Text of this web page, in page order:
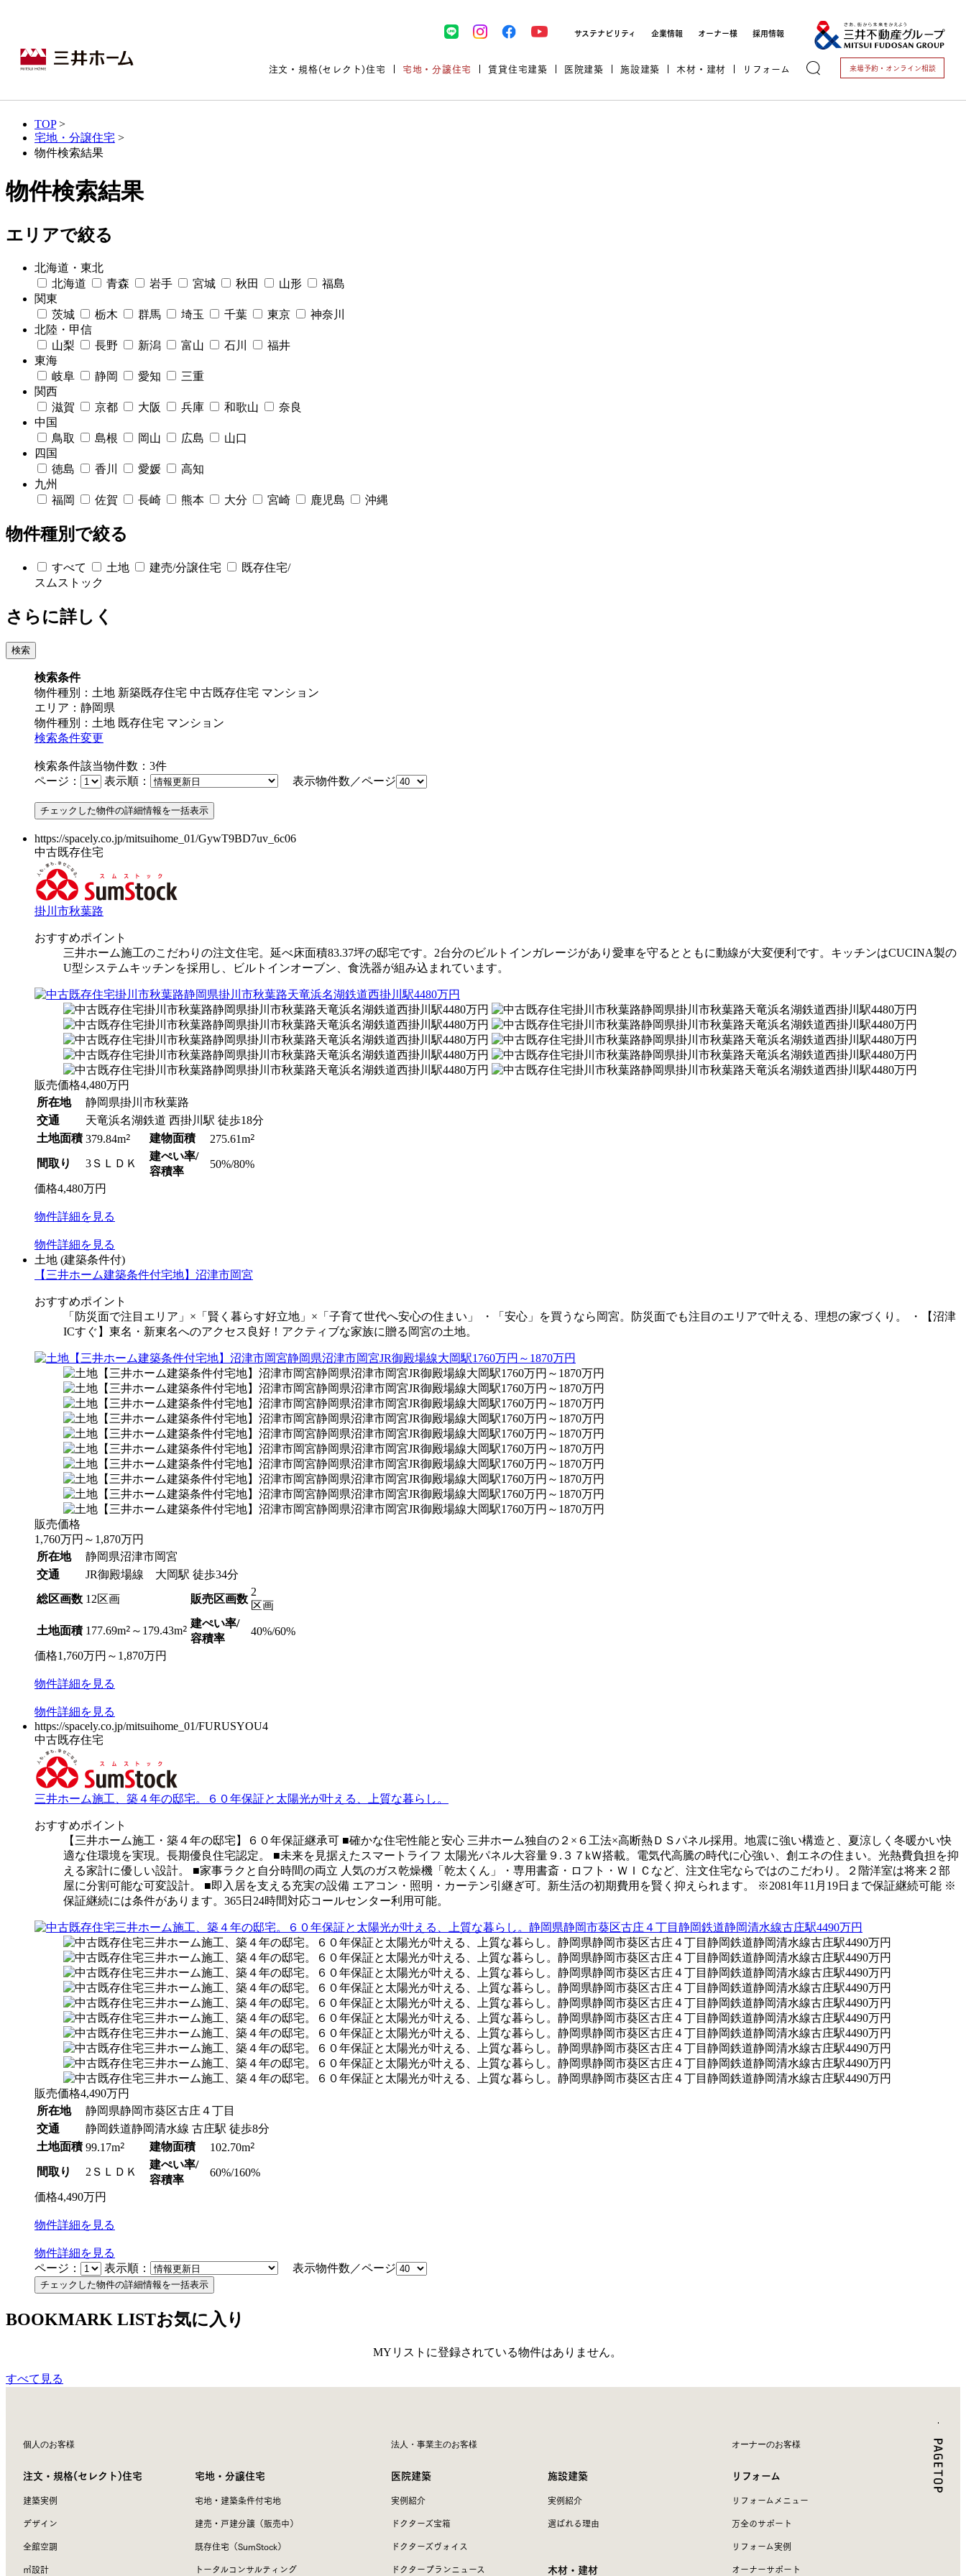
サステナビリティ 企業情報 オーナー様 採用情報
注文・規格(セレクト)住宅
インテリア
宅地・分譲住宅
宅地/建築条件付宅地
建売/戸建分譲
既存住宅（SumStock）
土地・建物探しをコンサルティン
グ
ランドパートナー
ランドパートナー一覧
賃貸住宅建築
木造マンションMOCXION
木造賃貸住宅MOCXSTYLE
実例紹介
イベント＆セミナー
医院建築
実例紹介
ドクターズ宝箱
ドクターズヴォイス
ドクタープランニュース
セミナー・相談会情報
セミナー・内覧会レポート
施設建築
選ばれる理由
文教・保育施設実例
木材・建材
事業本部案内
建築実例
取扱商品
資料請求 お問い合わせ
リフォーム
リフォームメニュー 万全のサポート
リフォーム事業所一覧
来場予約・ オンライン相談
TOP>
宅地・分譲住宅 >
物件検索結果
物件検索結果
エリアで絞る
北海道・東北
北海道
青森 岩手 宮城 秋田 山形
福島
関東
茨城
栃木 群馬 埼玉 千葉 東京
神奈川
北陸・甲信
山梨
長野 新潟 富山 石川
福井
東海
岐阜
静岡 愛知
三重
関西
滋賀
京都 大阪 兵庫 和歌山
奈良
中国
鳥取
島根 岡山 広島
山口
四国
徳島
香川 愛媛
高知
九州
福岡
佐賀 長崎 熊本 大分 宮崎 鹿児島 沖縄
物件種別で絞る
すべて 土地 建売/分譲住宅
既存住宅/
スムストック
さらに詳しく
検索条件
物件種別：土地 新築既存住宅 中古既存住宅 マンション
エリア：静岡県
物件種別：土地 既存住宅 マンション
検索条件変更
検索条件該当物件数： 3件
ページ：
表示順： 表示物件数／ページ
https://spacely.co.jp/mitsuihome_01/GywT9BD7uv_6c06
中古既存住宅
掛川市秋葉路
おすすめポイント
三井ホーム施工のこだわりの注文住宅。延べ床面積83.37坪の邸宅です。2台分のビルトインガレージがあり愛車を守るとともに動線が大変便利です。キッチンはCUCINA製の
U型システムキッチンを採用し、ビルトインオーブン、食洗器が組み込まれています。
販売価格4,480万円
所在地
静岡県掛川市秋葉路
交通
天竜浜名湖鉄道 西掛川駅 徒歩18分
土地面積 379.84m2 建物面積 275.61m2
間取り 3ＳＬＤＫ
建ぺい率/
容積率
50%/80%
価格4,480万円
物件詳細を見る
物件詳細を見る
土地 (建築条件付)
【三井ホーム建築条件付宅地】沼津市岡宮
おすすめポイント
「防災面で注目エリア」×「賢く暮らす好立地」×「子育て世代へ安心の住まい」 ・「安心」を買うなら岡宮。防災面でも注目のエリアで叶える、理想の家づくり。 ・【沼津
ICすぐ】東名・新東名へのアクセス良好！アクティブな家族に贈る岡宮の土地。
販売価格
1,760万円 ～ 1,870万円
所在地
静岡県沼津市岡宮
交通
JR御殿場線 大岡駅 徒歩34分
総区画数 12区画 販売区画数
2
区画
土地面積 177.69m2 ～179.43m2 建ぺい率/
容積率
40%/60%
価格1,760万円 ～ 1,870万円
物件詳細を見る
物件詳細を見る
https://spacely.co.jp/mitsuihome_01/FURUSYOU4
中古既存住宅
三井ホーム施工、築４年の邸宅。６０年保証と太陽光が叶える、上質な暮らし。
おすすめポイント
【三井ホーム施工・築４年の邸宅】６０年保証継承可 ■確かな住宅性能と安心 三井ホーム独自の２×６工法×高断熱ＤＳパネル採用。地震に強い構造と、夏涼しく冬暖かい快
適な住環境を実現。長期優良住宅認定。 ■未来を見据えたスマートライフ 太陽光パネル大容量９.３７kＷ搭載。電気代高騰の時代に心強い、創エネの住まい。光熱費負担を抑
える家計に優しい設計。 ■家事ラクと自分時間の両立 人気のガス乾燥機「乾太くん」・専用書斎・ロフト・ＷＩＣなど、注文住宅ならではのこだわり。２階洋室は将来２部
屋に分割可能な可変設計。 ■即入居を支える充実の設備 エアコン・照明・カーテン引継ぎ可。新生活の初期費用を賢く抑えられます。 ※2081年11月19日まで保証継続可能 ※
保証継続には条件があります。365日24時間対応コールセンター利用可能。
販売価格4,490万円
所在地
静岡県静岡市葵区古庄４丁目
交通
静岡鉄道静岡清水線 古庄駅 徒歩8分
土地面積 99.17m2 建物面積 102.70m2
間取り 2ＳＬＤＫ
建ぺい率/
容積率
60%/160%
価格4,490万円
物件詳細を見る
物件詳細を見る
ページ：
表示順： 表示物件数／ページ
BOOKMARK LISTお気に入り
MYリストに登録されている物件はありません。
すべて見る
個人のお客様
注文・規格(セレクト)住宅
建築実例
デザイン
全館空調
㎥設計
宅地・分譲住宅
宅地・建築条件付宅地
建売・戸建分譲（販売中）
既存住宅（SumStock）
トータルコンサルティング
法人・事業主のお客様
医院建築
実例紹介
ドクターズ宝箱
ドクターズヴォイス
ドクタープランニュース
施設建築
実例紹介
選ばれる理由
木材・建材
オーナーのお客様
リフォーム
リフォームメニュー
万全のサポート
リフォーム実例
オーナーサポート